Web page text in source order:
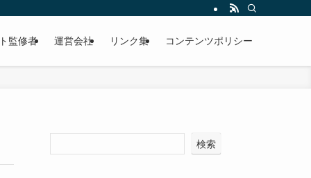
監修者 運営会社 リンク集 コンテンツポリシー
検索